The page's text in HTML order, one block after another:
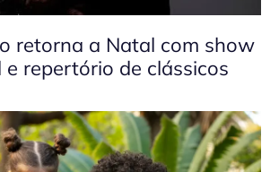
retorna a Natal com show
e repertório de clássicos